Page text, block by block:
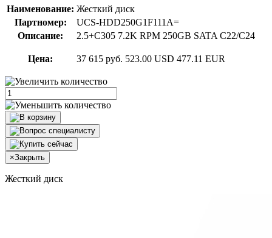
Наименование: Жесткий диск
Партномер:
UCS-HDD250G1F111A=
Описание:
2.5+C305 7.2K RPM 250GB SATA C22/C24
Цена: 37 615 руб. 523.00 USD 477.11 EUR
×Закрыть
Жесткий диск